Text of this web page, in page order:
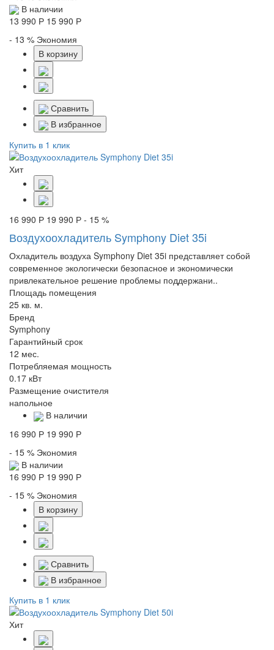
В наличии
13 990 Р 15 990 Р
- 13 % Экономия
В корзину
Сравнить
В избранное
Купить в 1 клик
Хит
16 990 Р 19 990 Р - 15 %
Воздухоохладитель Symphony Diet 35i
Охладитель воздуха Symphony Diet 35i представляет собой
современное экологически безопасное и экономически
привлекательное решение проблемы поддержани..
Площадь помещения
25 кв. м.
Бренд
Symphony
Гарантийный срок
12 мес.
Потребляемая мощность
0.17 кВт
Размещение очистителя
напольное
В наличии
16 990 Р 19 990 Р
- 15 % Экономия
В наличии
16 990 Р 19 990 Р
- 15 % Экономия
В корзину
Сравнить
В избранное
Купить в 1 клик
Хит